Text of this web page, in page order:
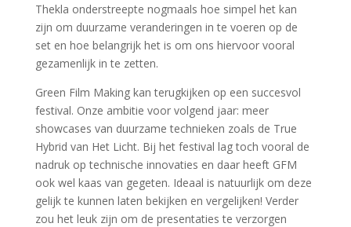
Thekla onderstreepte nogmaals hoe simpel het kan
zijn om duurzame veranderingen in te voeren op de
set en hoe belangrijk het is om ons hiervoor vooral
gezamenlijk in te zetten.
Green Film Making kan terugkijken op een succesvol
festival. Onze ambitie voor volgend jaar: meer
showcases van duurzame technieken zoals de True
Hybrid van Het Licht. Bij het festival lag toch vooral de
nadruk op technische innovaties en daar heeft GFM
ook wel kaas van gegeten. Ideaal is natuurlijk om deze
gelijk te kunnen laten bekijken en vergelijken! Verder
zou het leuk zijn om de presentaties te verzorgen